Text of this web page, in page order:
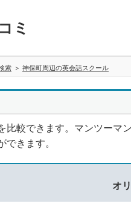
ミ
索 神保町周辺の英会話スクール
較できます。マンツーマ
きます。
オ